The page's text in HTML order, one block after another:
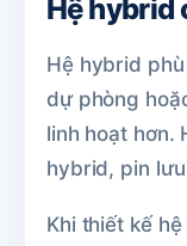
Hệ hybrid
Hệ hybrid
dự phòng
linh hoạt hơn.
hybrid, pin
Khi thiết kế